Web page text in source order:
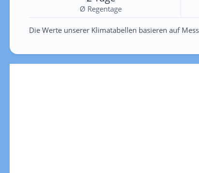
Ø Regentage
Die Werte unserer Klimatabellen basieren auf